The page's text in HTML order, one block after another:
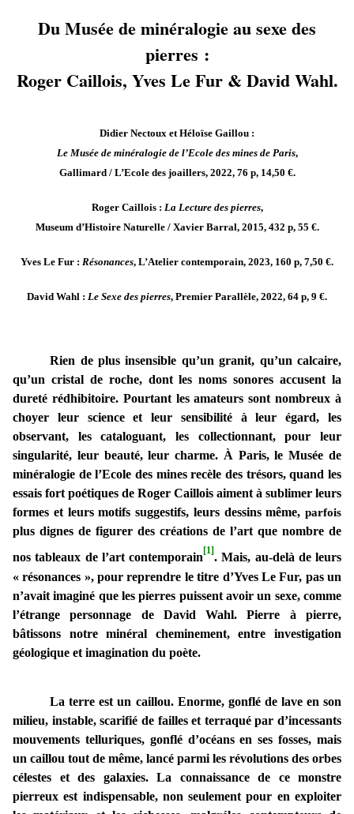
Du Musée de minéralogie au sexe des
pierres :
Roger Caillois, Yves Le Fur & David Wahl.
Didier Nectoux et Héloïse Gaillou :
Le Musée de minéralogie de l’Ecole des mines de Paris,
Gallimard / L’Ecole des joaillers, 2022, 76 p, 14,50 €.
Roger Caillois : La Lecture des pierres,
Museum d’Histoire Naturelle / Xavier Barral, 2015, 432 p, 55 €.
Yves Le Fur : Résonances, L’Atelier contemporain, 2023, 160 p, 7,50 €.
David Wahl : Le Sexe des pierres, Premier Parallèle, 2022, 64 p, 9 €.
Rien de plus insensible qu’un granit, qu’un calcaire,
qu’un cristal de roche, dont les noms sonores accusent la
dureté rédhibitoire. Pourtant les amateurs sont nombreux à
choyer leur science et leur sensibilité à leur égard, les
observant, les cataloguant, les collectionnant, pour leur
singularité, leur beauté, leur charme. À Paris, le Musée de
minéralogie de l’Ecole des mines recèle des trésors, quand les
essais fort poétiques de Roger Caillois aiment à sublimer leurs
formes et leurs motifs suggestifs, leurs dessins même, parfois
plus dignes de figurer des créations de l’art que nombre de
nos tableaux de l’art contemporain [1]. Mais, au-delà de leurs
« résonances », pour reprendre le titre d’Yves Le Fur, pas un
n’avait imaginé que les pierres puissent avoir un sexe, comme
l’étrange personnage de David Wahl. Pierre à pierre,
bâtissons notre minéral cheminement, entre investigation
géologique et imagination du poète.
La terre est un caillou. Enorme, gonflé de lave en son
milieu, instable, scarifié de failles et terraqué par d’incessants
mouvements telluriques, gonflé d’océans en ses fosses, mais
un caillou tout de même, lancé parmi les révolutions des orbes
célestes et des galaxies. La connaissance de ce monstre
pierreux est indispensable, non seulement pour en exploiter